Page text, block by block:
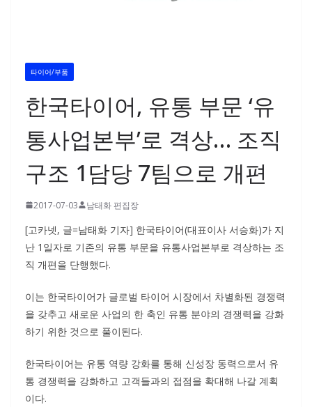
타이어/부품
한국타이어, 유통 부문 ‘유
통사업본부’로 격상… 조직
구조 1담당 7팀으로 개편
2017-07-03 남태화 편집장
[고카넷, 글=남태화 기자] 한국타이어(대표이사 서승화)가 지
난 1일자로 기존의 유통 부문을 유통사업본부로 격상하는 조
직 개편을 단행했다.
이는 한국타이어가 글로벌 타이어 시장에서 차별화된 경쟁력
을 갖추고 새로운 사업의 한 축인 유통 분야의 경쟁력을 강화
하기 위한 것으로 풀이된다.
한국타이어는 유통 역량 강화를 통해 신성장 동력으로서 유
통 경쟁력을 강화하고 고객들과의 접점을 확대해 나갈 계획
이다.